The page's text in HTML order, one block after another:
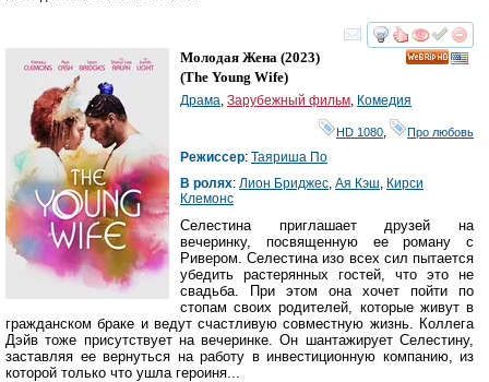
смотреть
Молодая Жена (2023)
(The Young Wife)
Драма Зарубежный фильм Комедия
HD 1080 Про любовь
Режиссер: Таяриша По
В ролях: Лион Бриджес Ая Кэш Кирси
Клемонс
Селестина приглашает друзей на
вечеринку, посвященную ее роману с
Ривером. Селестина изо всех сил пытается
убедить растерянных гостей, что это не
свадьба. При этом она хочет пойти по
стопам своих родителей, которые живут в
гражданском браке и ведут счастливую совместную жизнь. Коллега
Дэйв тоже присутствует на вечеринке. Он шантажирует Селестину,
заставляя ее вернуться на работу в инвестиционную компанию, из
которой только что ушла героиня...